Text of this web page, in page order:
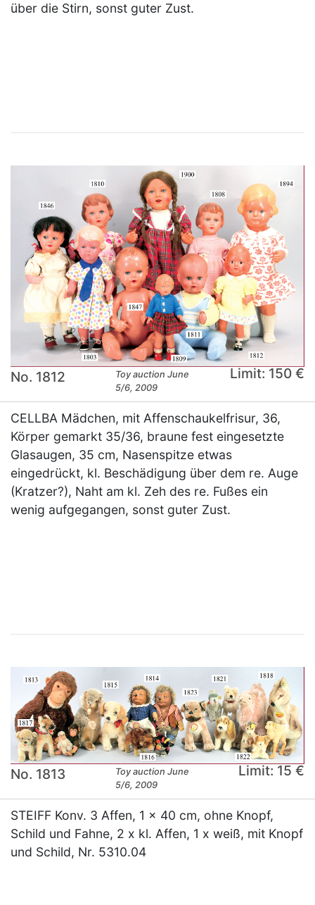
über die Stirn, sonst guter Zust.
No. 1812
Toy auction June
5/6, 2009
Limit: 150 €
CELLBA Mädchen, mit Affenschaukelfrisur, 36,
Körper gemarkt 35/36, braune fest eingesetzte
Glasaugen, 35 cm, Nasenspitze etwas
eingedrückt, kl. Beschädigung über dem re. Auge
(Kratzer?), Naht am kl. Zeh des re. Fußes ein
wenig aufgegangen, sonst guter Zust.
No. 1813
Toy auction June
5/6, 2009
Limit: 15 €
STEIFF Konv. 3 Affen, 1 x 40 cm, ohne Knopf,
Schild und Fahne, 2 x kl. Affen, 1 x weiß, mit Knopf
und Schild, Nr. 5310.04